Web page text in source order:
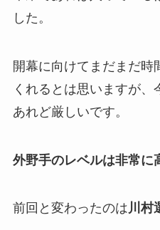
した。
開幕に向けてまだまだ時
くれるとは思いますが
あれど厳しいです。
外野手のレベルは非常に
前回と変わったのは川村